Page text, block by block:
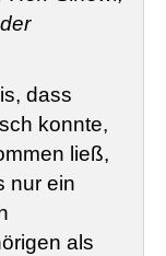
dass
konnte,
ließ,
nur ein
als